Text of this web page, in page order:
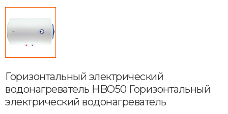
Горизонтальный электрический
водонагреватель HBO50 Горизонтальный
электрический водонагреватель